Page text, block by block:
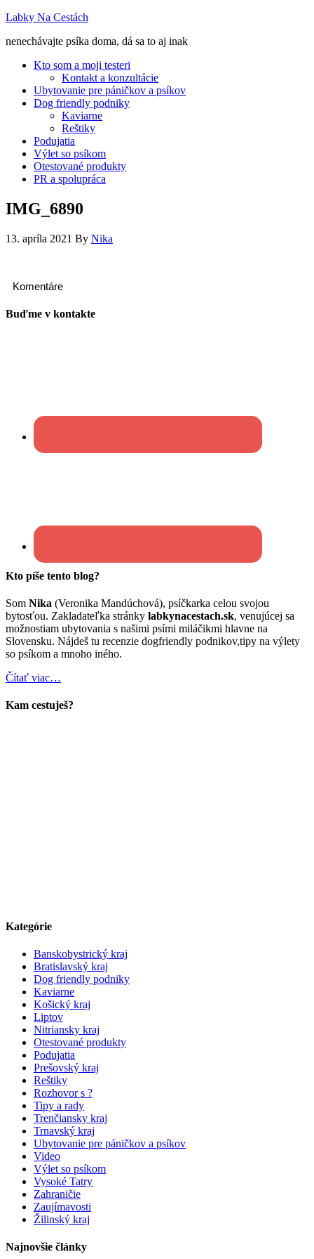
Labky Na Cestách
nenechávajte psíka doma, dá sa to aj inak
Kto som a moji testeri
Kontakt a konzultácie
Ubytovanie pre páničkov a psíkov
Dog friendly podniky
Kaviarne
Reštiky
Podujatia
Výlet so psíkom
Otestované produkty
PR a spolupráca
IMG_6890
13. apríla 2021 By Nika
Komentáre
Buďme v kontakte
Kto píše tento blog?
Som Nika (Veronika Mandúchová), psíčkarka celou svojou
bytosťou. Zakladateľka stránky labkynacestach.sk, venujúcej sa
možnostiam ubytovania s našimi psími miláčikmi hlavne na
Slovensku. Nájdeš tu recenzie dogfriendly podnikov,tipy na výlety
so psíkom a mnoho iného.
Čítať viac…
Kam cestuješ?
Kategórie
Banskobystrický kraj
Bratislavský kraj
Dog friendly podniky
Kaviarne
Košický kraj
Liptov
Nitriansky kraj
Otestované produkty
Podujatia
Prešovský kraj
Reštiky
Rozhovor s ?
Tipy a rady
Trenčiansky kraj
Trnavský kraj
Ubytovanie pre páničkov a psíkov
Video
Výlet so psíkom
Vysoké Tatry
Zahraničie
Zaujímavosti
Žilinský kraj
Najnovšie články